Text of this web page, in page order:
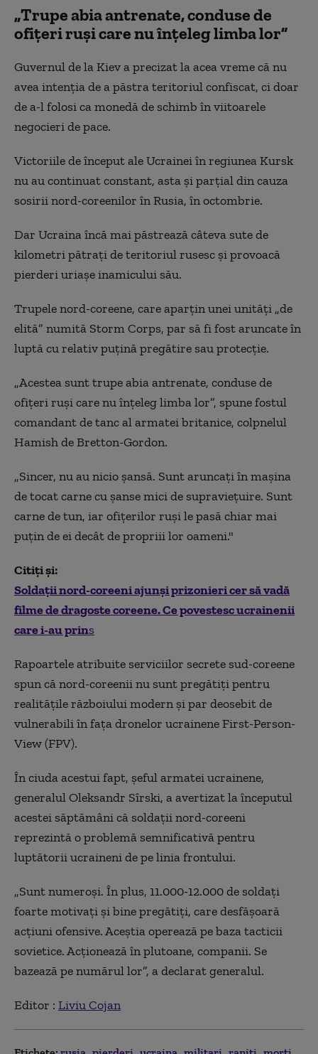
„Trupe abia antrenate, conduse de
ofițeri ruși care nu înțeleg limba lor”
Guvernul de la Kiev a precizat la acea vreme că nu
avea intenția de a păstra teritoriul confiscat, ci doar
de a-l folosi ca monedă de schimb în viitoarele
negocieri de pace.
Victoriile de început ale Ucrainei în regiunea Kursk
nu au continuat constant, asta și parțial din cauza
sosirii nord-coreenilor în Rusia, în octombrie.
Dar Ucraina încă mai păstrează câteva sute de
kilometri pătrați de teritoriul rusesc și provoacă
pierderi uriașe inamicului său.
Trupele nord-coreene, care aparțin unei unități „de
elită” numită Storm Corps, par să fi fost aruncate în
luptă cu relativ puțină pregătire sau protecție.
„Acestea sunt trupe abia antrenate, conduse de
ofițeri ruși care nu înțeleg limba lor”, spune fostul
comandant de tanc al armatei britanice, colpnelul
Hamish de Bretton-Gordon.
„Sincer, nu au nicio șansă. Sunt aruncați în mașina
de tocat carne cu șanse mici de supraviețuire. Sunt
carne de tun, iar ofițerilor ruși le pasă chiar mai
puțin de ei decât de propriii lor oameni."
Citiți și:
Soldații nord-coreeni ajunși prizonieri cer să vadă
filme de dragoste coreene. Ce povestesc ucrainenii
care i-au prins
Rapoartele atribuite serviciilor secrete sud-coreene
spun că nord-coreenii nu sunt pregătiți pentru
realitățile războiului modern și par deosebit de
vulnerabili în fața dronelor ucrainene First-Person-
View (FPV).
În ciuda acestui fapt, șeful armatei ucrainene,
generalul Oleksandr Sîrski, a avertizat la începutul
acestei săptămâni că soldații nord-coreeni
reprezintă o problemă semnificativă pentru
luptătorii ucraineni de pe linia frontului.
„Sunt numeroși. În plus, 11.000-12.000 de soldați
foarte motivați și bine pregătiți, care desfășoară
acțiuni ofensive. Aceștia operează pe baza tacticii
sovietice. Acţionează în plutoane, companii. Se
bazează pe numărul lor”, a declarat generalul.
Editor : Liviu Cojan